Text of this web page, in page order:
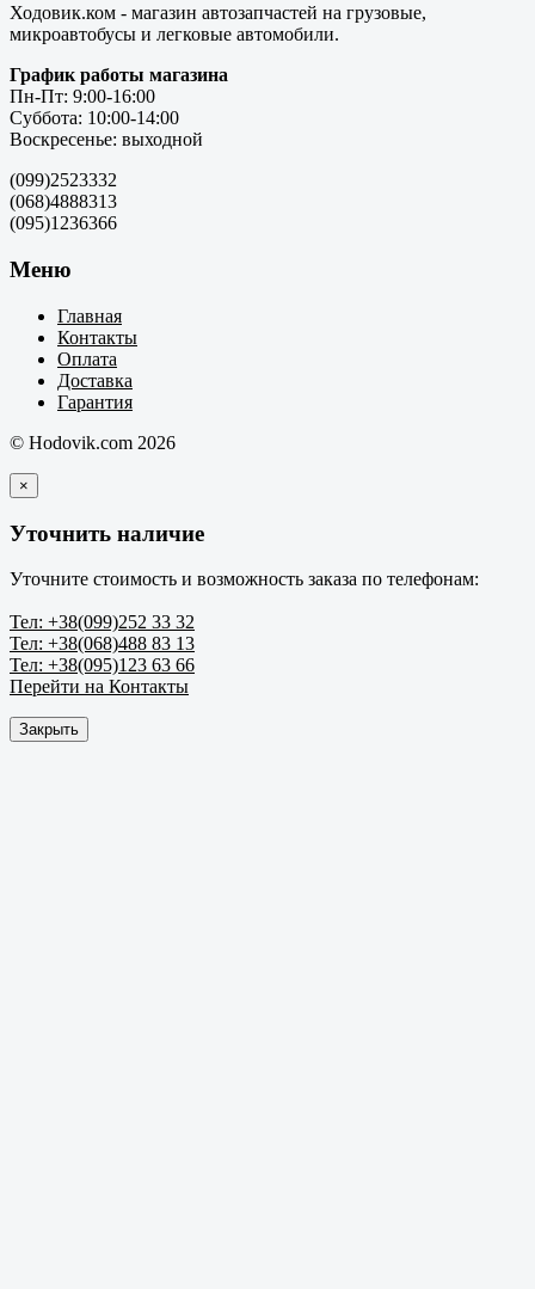
Ходовик.ком - магазин автозапчастей на грузовые,
микроавтобусы и легковые автомобили.
График работы магазина
Пн-Пт: 9:00-16:00
Суббота: 10:00-14:00
Воскресенье: выходной
(099)2523332
(068)4888313
(095)1236366
Меню
Главная
Контакты
Оплата
Доставка
Гарантия
© Hodovik.com 2026
×
Уточнить наличие
Уточните стоимость и возможность заказа по телефонам:
Тел: +38(099)252 33 32
Тел: +38(068)488 83 13
Тел: +38(095)123 63 66
Перейти на Контакты
Закрыть